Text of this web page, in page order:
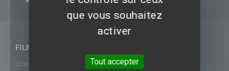
FILMS
Science-Fiction
que vous souhaitez
activer
Tout accepter